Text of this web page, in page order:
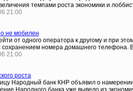
темпами роста экономики и
21:00
не мобилен
от одного оператора к другому и при
сохранением номера домашнего телефона.
21:00
роста
Народный банк КНР объявил о намерении
Народного банка уже вывело из